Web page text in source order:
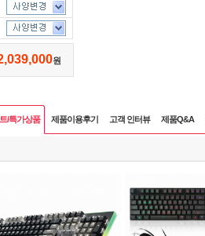
원
/특가상품 제품이용후기 고객 인터뷰 제품Q&A